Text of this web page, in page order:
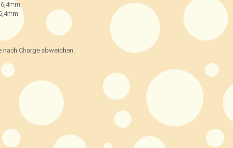
Charge abweichen.